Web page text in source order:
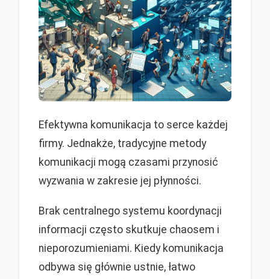
Efektywna komunikacja to serce każdej
firmy. Jednakże, tradycyjne metody
komunikacji mogą czasami przynosić
wyzwania w zakresie jej płynności.
Brak centralnego systemu koordynacji
informacji często skutkuje chaosem i
nieporozumieniami. Kiedy komunikacja
odbywa się głównie ustnie, łatwo